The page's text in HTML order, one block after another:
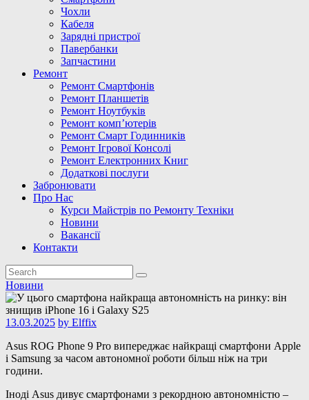
Чохли
Кабеля
Зарядні пристрої
Павербанки
Запчастини
Ремонт
Ремонт Смартфонів
Ремонт Планшетів
Ремонт Ноутбуків
Ремонт комп’ютерів
Ремонт Смарт Годинників
Ремонт Ігрової Консолі
Ремонт Електронних Книг
Додаткові послуги
Забронювати
Про Нас
Курси Майстрів по Ремонту Техніки
Новини
Вакансії
Контакти
Новини
13.03.2025 by Elffix
Asus ROG Phone 9 Pro випереджає найкращі смартфони Apple
і Samsung за часом автономної роботи більш ніж на три
години.
Іноді Asus дивує смартфонами з рекордною автономністю –